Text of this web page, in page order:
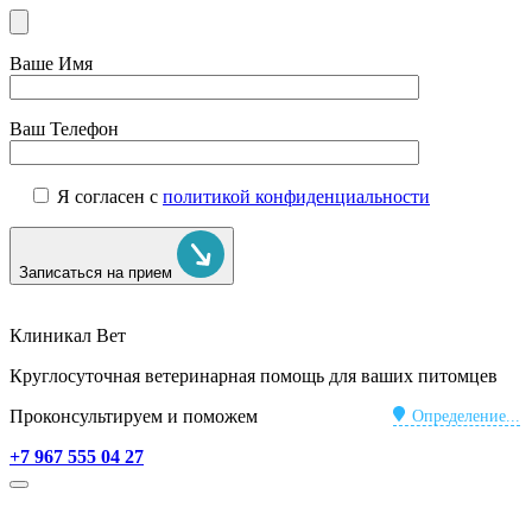
Ваше Имя
Ваш Телефон
Я согласен с политикой конфиденциальности
Записаться на прием
Клиникал Вет
Круглосуточная ветеринарная помощь для ваших питомцев
Определение...
Проконсультируем и поможем
+7 967 555 04 27